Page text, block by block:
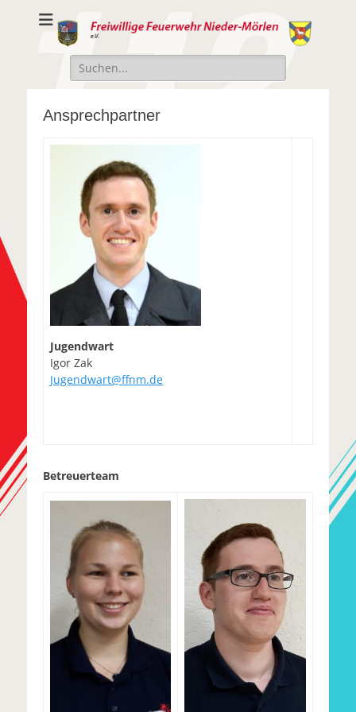
Freiwillige
Feuerwehr Nieder-
Mörlen e.V.
Freiwillige Feuerwehr Nieder-Mörlen e.v.
Suche
nach:
Ansprechpartner
Jugendwart
Igor Zak
Jugendwart@ffnm.de
Betreuerteam